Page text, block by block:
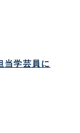
当学芸員に